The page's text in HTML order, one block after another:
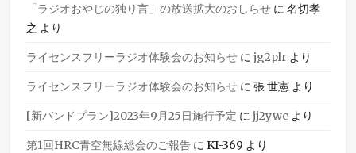
「ラジオおやじの独り言」の放送拡大のおしらせ に名切孝
之 より
ライセンスフリーラジオ体験会のお知らせ にjg2plr より
ライセンスフリーラジオ体験会のお知らせ に張 世憲 より
[新バンドプラン]2023年9月25日施行予定 にjj2ywc より
第1回HRC青空無線総会のご報告 にKI-369 より